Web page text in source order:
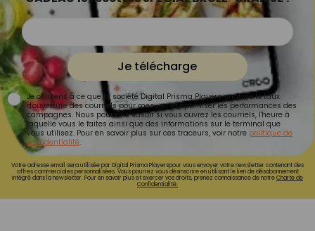
Je télécharge
Je consens à ce que la société Digital Prisma Players analyse le taux
d'ouverture des courriels pour mesurer et optimiser les performances des
campagnes. Nous pourrons savoir si vous ouvrez les courriels, l'heure à
laquelle vous le faites ainsi que des informations sur le terminal que
vous utilisez. Pour en savoir plus sur ces traceurs, voir notre politique de
confidentialité.
Votre adresse email sera utilisée par Digital Prisma Playerspour vous envoyer votre newsletter contenant des
offres commerciales personnalisées. Vous pourrez vous désinscrire en utilisant le lien de désabonnement
intégré dans la newsletter. Pour en savoir plus et exercer vos droits, prenez connaissance de notreCharte de
Confidentialité.